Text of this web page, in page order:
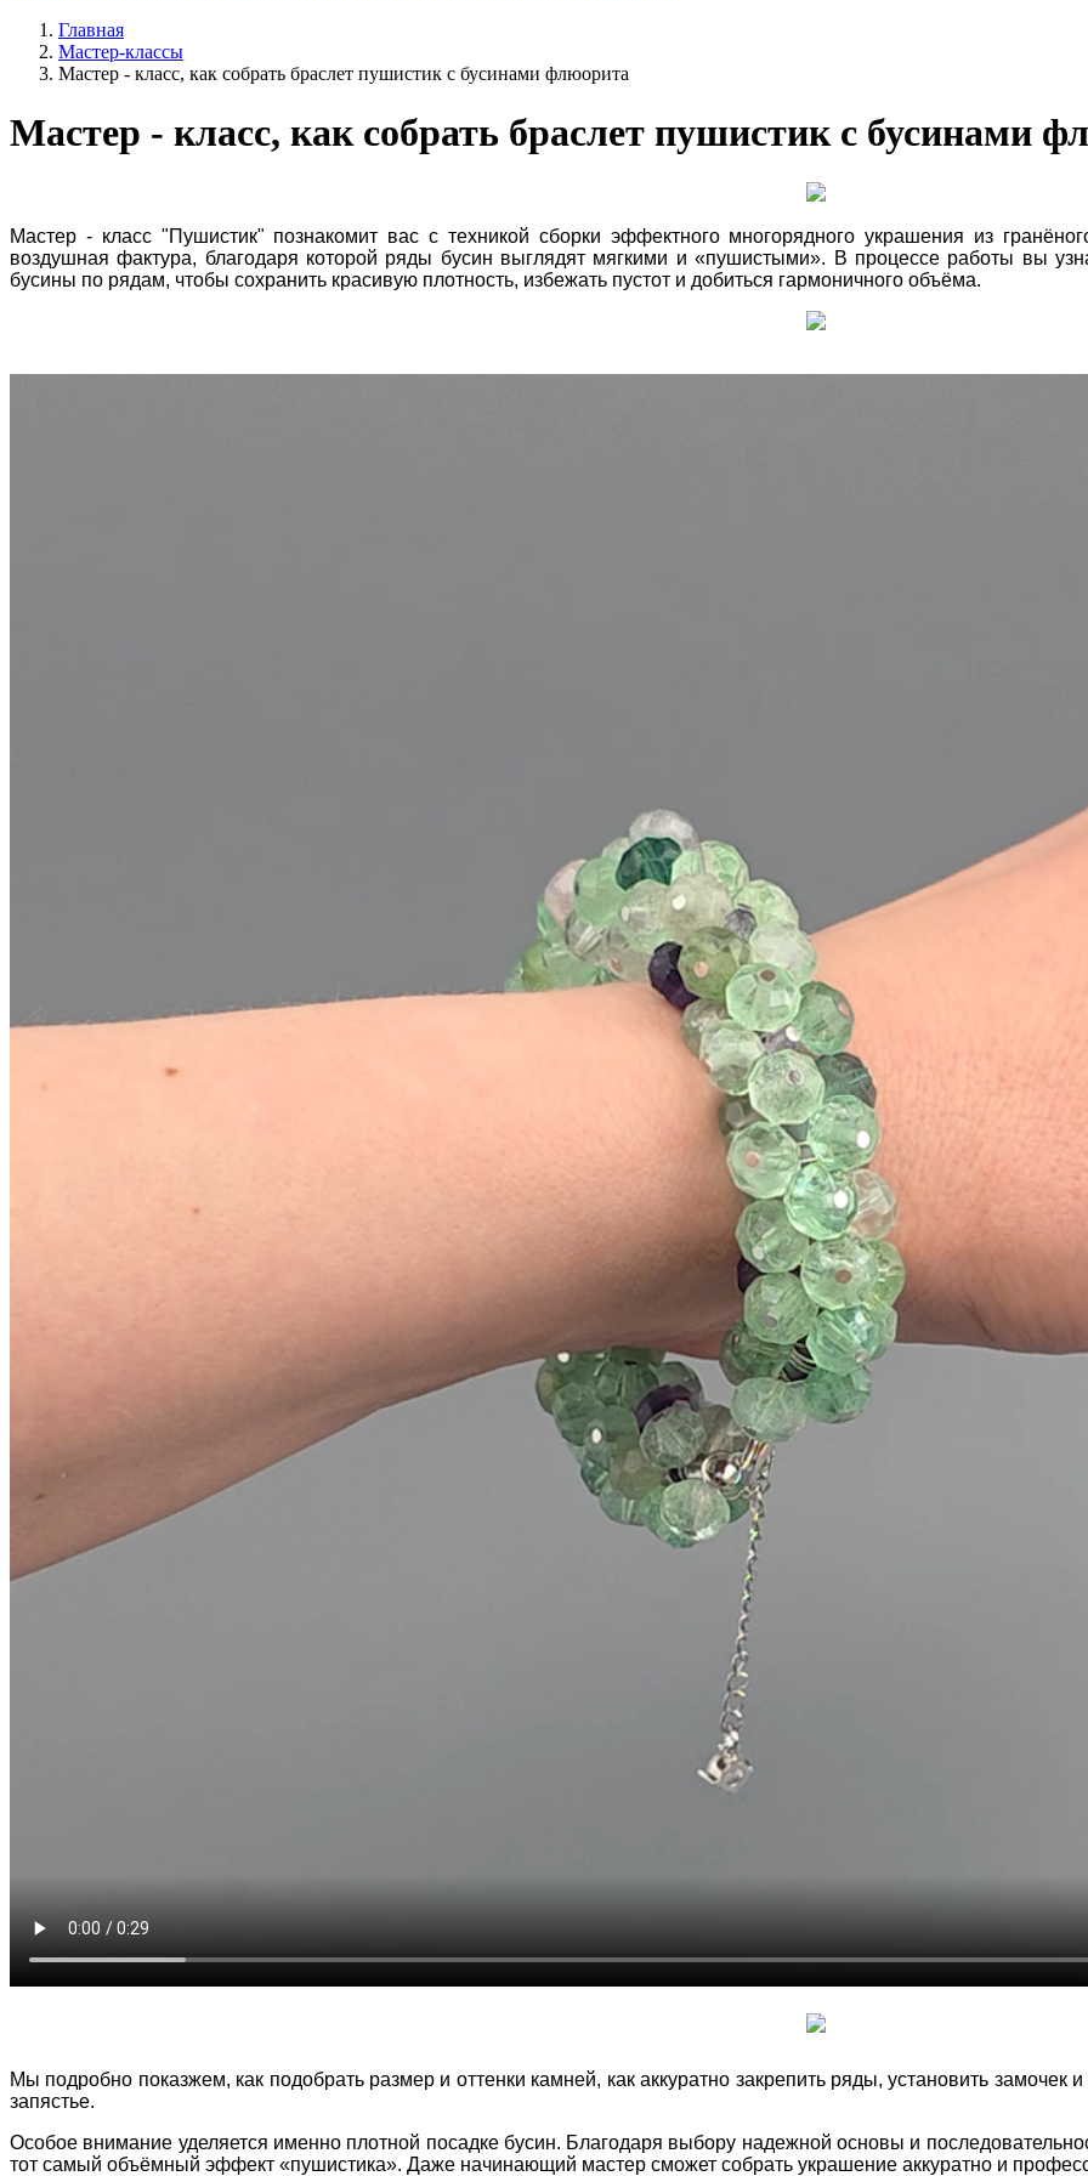
Главная
Мастер-классы
Мастер - класс, как собрать браслет пушистик с бусинами флюорита
Мастер - класс, как собрать браслет пушистик с бусинами
Мастер - класс "Пушистик" познакомит вас с техникой сборки эффектного многорядного украшения из
воздушная фактура, благодаря которой ряды бусин выглядят мягкими и «пушистыми». В процессе работы вы
бусины по рядам, чтобы сохранить красивую плотность, избежать пустот и добиться гармоничного объёма.
Мы подробно показжем, как подобрать размер и оттенки камней, как аккуратно закрепить ряды, установить
запястье.
Особое внимание уделяется именно плотной посадке бусин. Благодаря выбору надежной основы и
тот самый объёмный эффект «пушистика». Даже начинающий мастер сможет собрать украшение аккуратно и